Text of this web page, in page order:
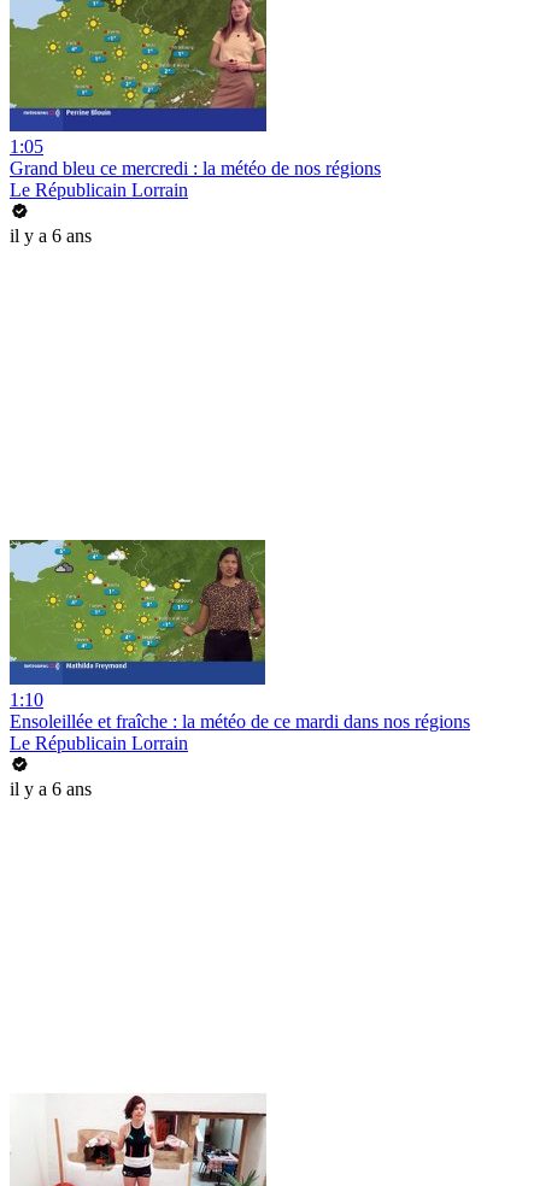
1:05
Grand bleu ce mercredi : la météo de nos régions
Le Républicain Lorrain
il y a 6 ans
1:10
Ensoleillée et fraîche : la météo de ce mardi dans nos régions
Le Républicain Lorrain
il y a 6 ans